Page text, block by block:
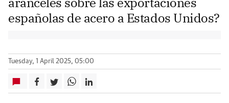
españolas de acero a Estados Unidos?
Tuesday, 1 April 2025, 05:00